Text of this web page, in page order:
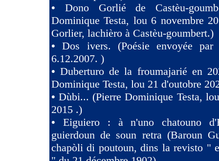
• Dono Gorlié de Castèu-
Dominique Testa, lou 6 novembre
Gorlier, lachièro à Castèu-goumbert.)
•Dos ivers. (Poésie envoyée
6.12.2007. )
•Duberturo de la froumajarié en
Dominique Testa, lou 21 d'outobre
•Dùbi... (Pierre Dominique Testa,
2015 .)
• Eiguiero : à n'uno chatouno
guierdoun de soun retra (Baroun
chapòli di poutoun, dins la revisto "